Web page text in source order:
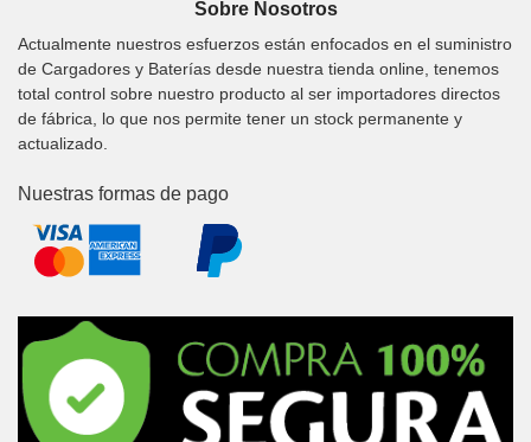
Sobre Nosotros
Actualmente nuestros esfuerzos están enfocados en el suministro
de Cargadores y Baterías desde nuestra tienda online, tenemos
total control sobre nuestro producto al ser importadores directos
de fábrica, lo que nos permite tener un stock permanente y
actualizado.
Nuestras formas de pago